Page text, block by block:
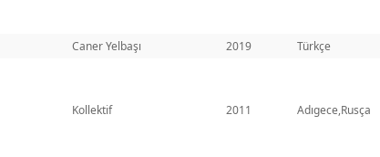
Caner Yelbaşı 2019 Türkçe
Kollektif 2011 Adıgece,Rusça